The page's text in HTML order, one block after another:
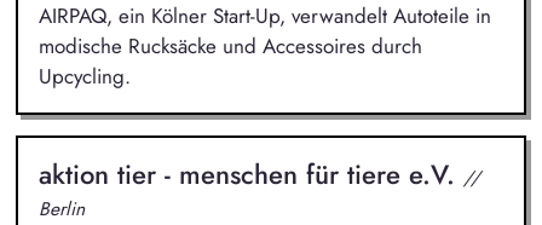
AIRPAQ, ein Kölner Start-Up, verwandelt Autoteile in
modische Rucksäcke und Accessoires durch
Upcycling.
aktion tier - menschen für tiere e.V. //
Berlin